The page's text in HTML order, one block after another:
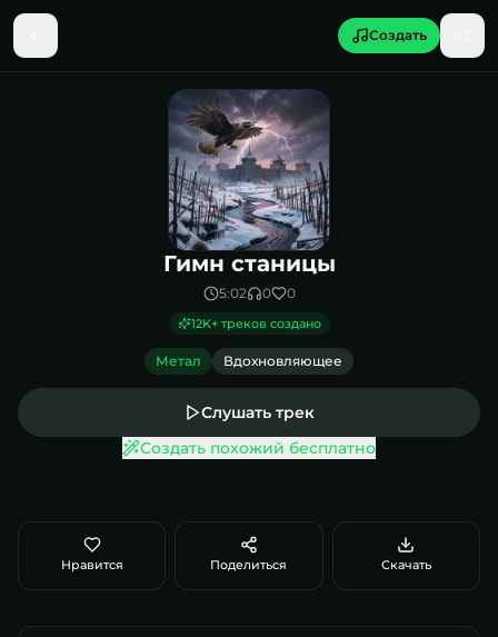
Песня Гимн станицы
Создать
Гимн станицы
5:02 0 0
12K+ треков создано
Метал Вдохновляющее
Слушать трек
Создать похожий бесплатно
Нравится Поделиться Скачать